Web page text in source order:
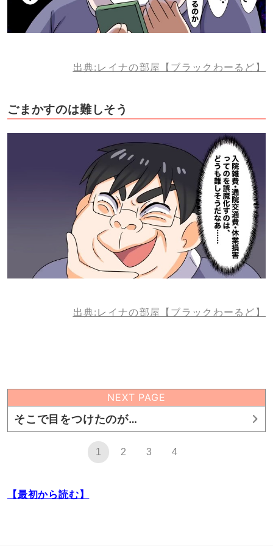
出典:レイナの部屋【ブラックわーるど】
ごまかすのは難しそう
出典:レイナの部屋【ブラックわーるど】
NEXT PAGE
そこで目をつけたのが…
1 2 3 4
【最初から読む】